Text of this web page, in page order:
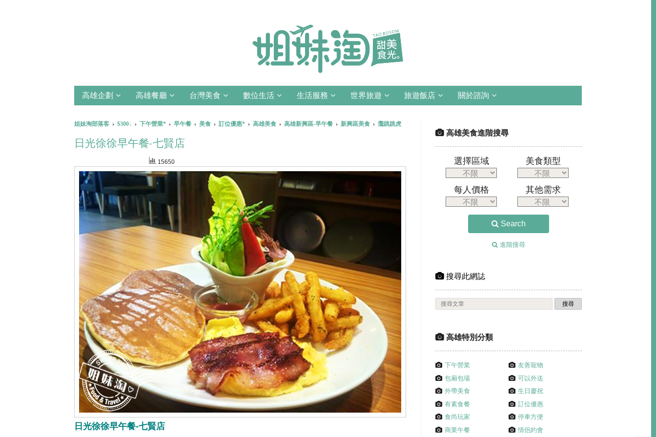
高雄企劃 高雄餐廳 台灣美食 數位生活 生活服務 世界旅遊 旅遊飯店 關於諮詢
姐妹淘部落客 › $300↓ › 下午營業* › 早午餐 › 美食 › 訂位優惠* › 高雄美食 › 高雄新興區-早午餐 › 新興區美食 › 灩跳跳虎
日光徐徐早午餐-七賢店
15650
日光徐徐早午餐-七賢店
高雄美食進階搜尋
選擇區域
每人價格
美食類型
其他需求
Search
進階搜尋
搜尋此網誌
高雄特別分類
下午營業
友善寵物
包廂包場
可以外送
外帶美食
生日慶祝
有素食餐
訂位優惠
食尚玩家
停車方便
商業午餐
情侶約會